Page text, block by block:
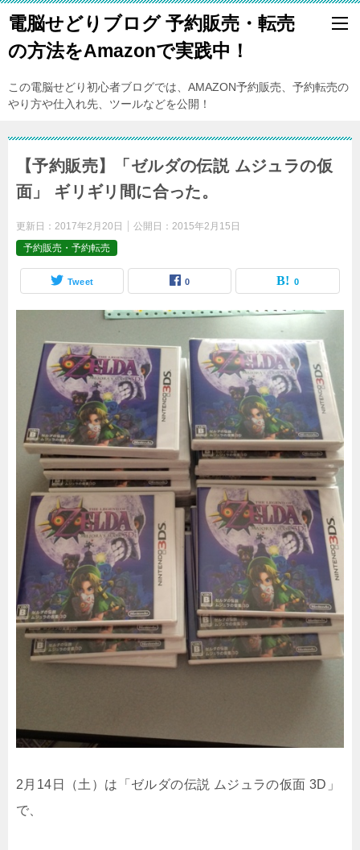
電脳せどりブログ 予約販売・転売
の方法をAmazonで実践中！
この電脳せどり初心者ブログでは、AMAZON予約販売、予約転売の
やり方や仕入れ先、ツールなどを公開！
【予約販売】「ゼルダの伝説 ムジュラの仮
面」 ギリギリ間に合った。
更新日： 2017年2月20日 公開日： 2015年2月15日
予約販売・予約転売
Tweet 0 0
2月14日（土）は「ゼルダの伝説 ムジュラの仮面 3D」
で、